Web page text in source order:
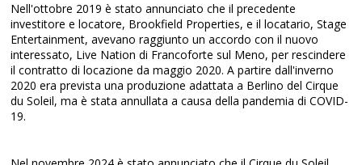
Nell'ottobre 2019 è stato annunciato che il precedente
investitore e locatore, Brookfield Properties, e il locatario, Stage
Entertainment, avevano raggiunto un accordo con il nuovo
interessato, Live Nation di Francoforte sul Meno, per rescindere
il contratto di locazione da maggio 2020. A partire dall'inverno
2020 era prevista una produzione adattata a Berlino del Cirque
du Soleil, ma è stata annullata a causa della pandemia di COVID-
19.